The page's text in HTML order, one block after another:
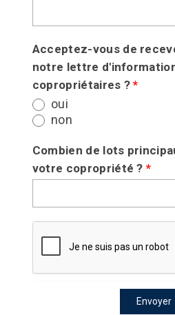
Acceptez-vous de
notre lettre
copropriétaires ?*
oui
non
Combien de lots
votre copropriété ?*